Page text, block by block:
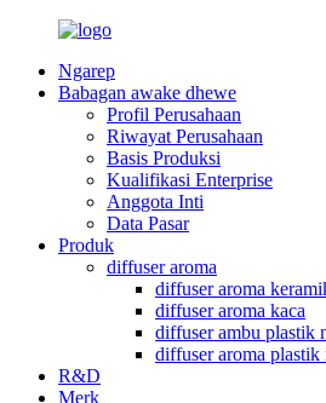
Ngarep
Babagan awake dhewe
Profil Perusahaan
Riwayat Perusahaan
Basis Produksi
Kualifikasi Enterprise
Anggota Inti
Data Pasar
Produk
diffuser aroma
diffuser aroma
diffuser aroma kaca
diffuser ambu plastik
diffuser aroma plastik
R&D
Merk